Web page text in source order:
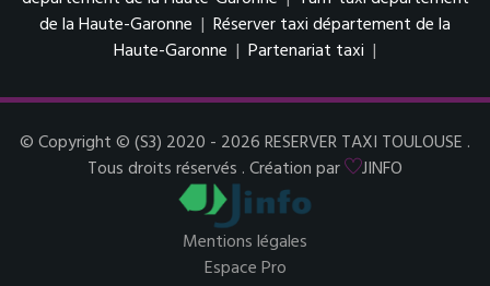
de la Haute-Garonne | Réserver taxi département de la
Haute-Garonne | Partenariat taxi |
© Copyright © (S3) 2020 - 2026 RESERVER TAXI TOULOUSE .
Tous droits réservés . Création par
JINFO
Mentions légales
Espace Pro